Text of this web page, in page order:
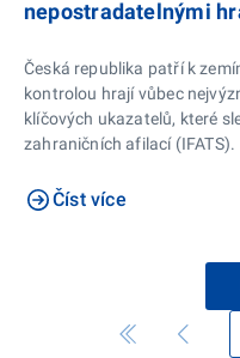
nepostradatelnými
Česká republika patří k
kontrolou hrají vůbec
klíčových ukazatelů, které
zahraničních afilací (IFATS).
Číst více